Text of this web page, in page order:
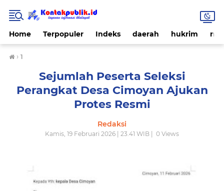
Home Terpopuler Indeks daerah hukrim
› 1
Sejumlah Peserta Seleksi
Perangkat Desa Cimoyan Ajukan
Protes Resmi
Redaksi
Kamis, 19 Februari 2026 | 23.41 WIB | 0 Views